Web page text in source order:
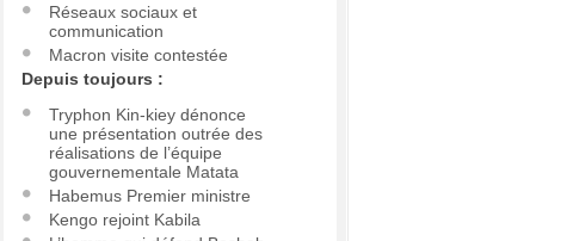
Réseaux sociaux et
communication
Macron visite contestée
Depuis toujours :
Tryphon Kin-kiey dénonce
une présentation outrée des
réalisations de l’équipe
gouvernementale Matata
Habemus Premier ministre
Kengo rejoint Kabila